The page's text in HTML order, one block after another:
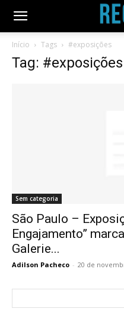
Início Tags #exposições
Tag: #exposições
Sem categoria
São Paulo –
Engajamento”
Galerie...
Adilson Pacheco - 20 de